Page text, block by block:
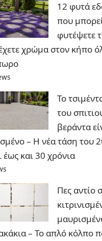
12 φυτά
που
φυτέψετε
χρώμα στον κήπο
Το
του
βεράντα
– Η νέα τάση του
έως και 30 χρόνια
Πες αντίο
– Το απλό κόλπο